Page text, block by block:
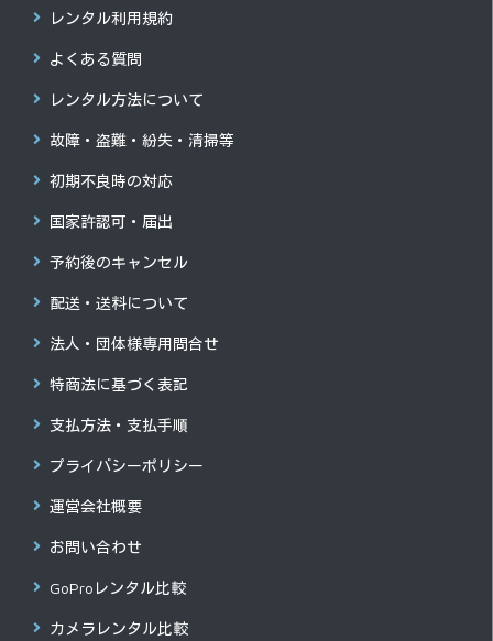
レンタル利用規約
よくある質問
レンタル方法について
故障・盗難・紛失・清掃等
初期不良時の対応
国家許認可・届出
予約後のキャンセル
配送・送料について
法人・団体様専用問合せ
特商法に基づく表記
支払方法・支払手順
プライバシーポリシー
運営会社概要
お問い合わせ
GoProレンタル比較
カメラレンタル比較